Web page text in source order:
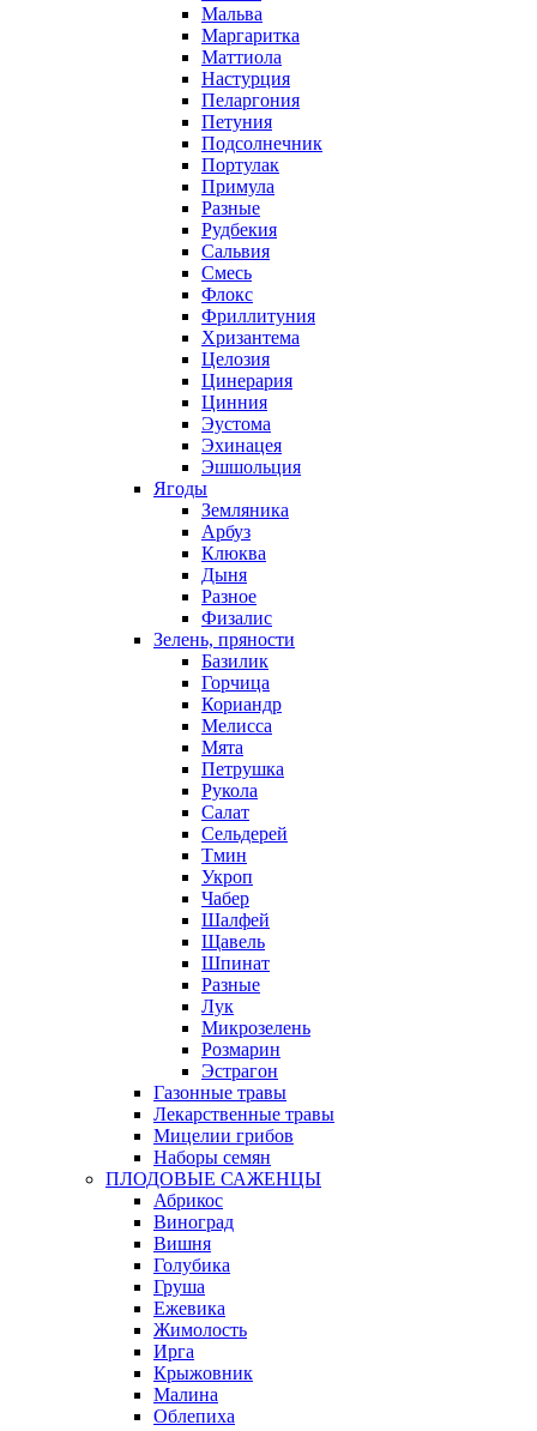
Мальва
Маргаритка
Маттиола
Настурция
Пеларгония
Петуния
Подсолнечник
Портулак
Примула
Разные
Рудбекия
Сальвия
Смесь
Флокс
Фриллитуния
Хризантема
Целозия
Цинерария
Цинния
Эустома
Эхинацея
Эшшольция
Ягоды
Земляника
Арбуз
Клюква
Дыня
Разное
Физалис
Зелень, пряности
Базилик
Горчица
Кориандр
Мелисса
Мята
Петрушка
Рукола
Салат
Сельдерей
Тмин
Укроп
Чабер
Шалфей
Щавель
Шпинат
Разные
Лук
Микрозелень
Розмарин
Эстрагон
Газонные травы
Лекарственные травы
Мицелии грибов
Наборы семян
ПЛОДОВЫЕ САЖЕНЦЫ
Абрикос
Виноград
Вишня
Голубика
Груша
Ежевика
Жимолость
Ирга
Крыжовник
Малина
Облепиха